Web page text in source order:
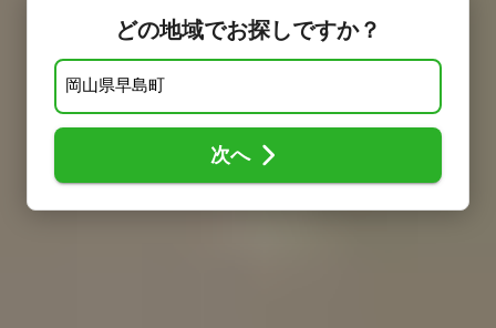
どの地域でお探しですか？
次へ